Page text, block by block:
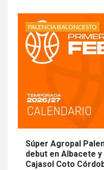
PALENCIA BALONCESTO
Súper Agropal
debut en Albacete
Cajasol Coto